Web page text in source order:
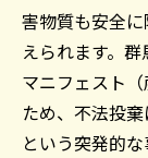
害物質も安全
えられます。
マニフェスト
ため、不法投
という突発的